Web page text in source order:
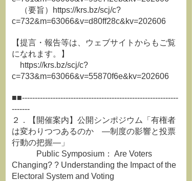
（要旨）https://krs.bz/scj/c?
c=732&m=63066&v=d80ff28c&kv=202606
【提言・報告等は、ウェブサイトからもご覧
になれます。】
https://krs.bz/scj/c?
c=733&m=63066&v=55870f6e&kv=202606
■■-------------------------------------------------------------
-------
２．【開催案内】公開シンポジウム「有権者
は変わりつつあるのか ―制度の影響と投票
行動の把握―」
Public Symposium： Are Voters
Changing? ? Understanding the Impact of the
Electoral System and Voting